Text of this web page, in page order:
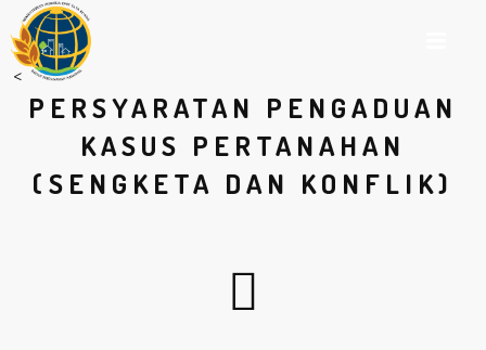
<
PERSYARATAN PENGADUAN
KASUS PERTANAHAN
(SENGKETA DAN KONFLIK)